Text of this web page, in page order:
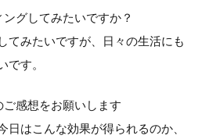
グしてみたいですか？
てみたいですが、日々の生活にも
です。
感想をお願いします
日はこんな効果が得られるのか、